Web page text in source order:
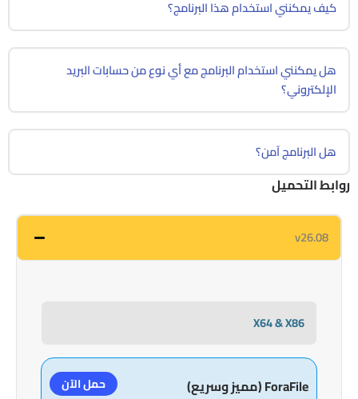
كيف يمكنني استخدام هذا البرنامج؟
هل يمكنني استخدام البرنامج مع أي نوع من حسابات البريد
الإلكتروني؟
هل البرنامج آمن؟
روابط التحميل
v26.08
X64 & X86
ForaFile (مميز وسريع) حمل الآن